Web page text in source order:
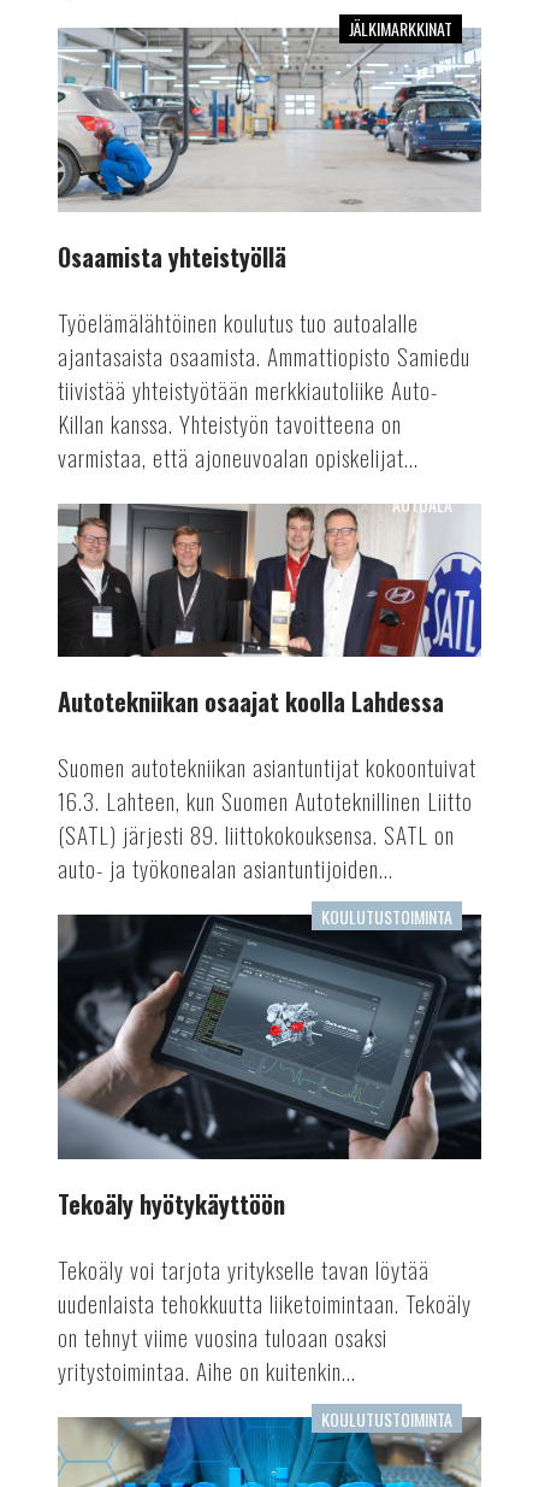
Osaamista
yhteistyöllä
JÄLKIMARKKINAT
Osaamista yhteistyöllä
Työelämälähtöinen koulutus tuo autoalalle
ajantasaista osaamista. Ammattiopisto Samiedu
tiivistää yhteistyötään merkkiautoliike Auto-
Killan kanssa. Yhteistyön tavoitteena on
varmistaa, että ajoneuvoalan opiskelijat...
Autotekniikan
osaajat
koolla
Lahdessa
AUTOALA
Autotekniikan osaajat koolla Lahdessa
Suomen autotekniikan asiantuntijat kokoontuivat
16.3. Lahteen, kun Suomen Autoteknillinen Liitto
(SATL) järjesti 89. liittokokouksensa. SATL on
auto- ja työkonealan asiantuntijoiden...
Tekoäly
hyötykäyttöön
KOULUTUSTOIMINTA
Tekoäly hyötykäyttöön
Tekoäly voi tarjota yritykselle tavan löytää
uudenlaista tehokkuutta liiketoimintaan. Tekoäly
on tehnyt viime vuosina tuloaan osaksi
yritystoimintaa. Aihe on kuitenkin...
Mielenkiintoista
seurattavaa:
KOULUTUSTOIMINTA